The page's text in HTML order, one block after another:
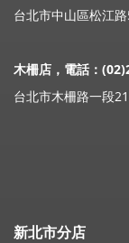
台北市中山區松江
木柵店，電話：
台北市木柵路一段
新北市分店